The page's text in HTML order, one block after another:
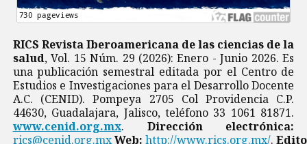
RICS Revista Iberoamericana de las ciencias de la
salud, Vol. 15 Núm. 29 (2026): Enero - Junio 2026. Es
una publicación semestral editada por el Centro de
Estudios e Investigaciones para el Desarrollo Docente
A.C. (CENID). Pompeya 2705 Col Providencia C.P.
44630, Guadalajara, Jalisco, teléfono 33 1061 81871.
www.cenid.org.mx. Dirección electrónica:
rics@cenid.org.mxWeb: http://www.rics.org.mx/.